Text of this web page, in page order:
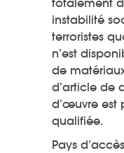
instabilité
terroristes
n’est
de
d’article de
d’œuvre est
qualifiée.
Pays